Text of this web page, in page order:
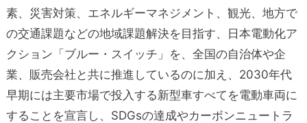
素、災害対策、エネルギーマネジメント、観光、地方で
の交通課題などの地域課題解決を目指す、日本電動化ア
クション「ブルー・スイッチ」を、全国の自治体や企
業、販売会社と共に推進しているのに加え、2030年代
早期には主要市場で投入する新型車すべてを電動車両に
することを宣言し、SDGsの達成やカーボンニュートラ